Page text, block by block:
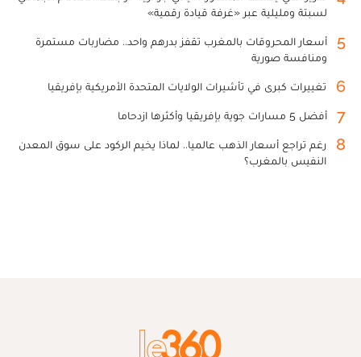
لسبتة ومليلية عبر «غرفة قيادة رقمية»
5
أسعار المحروقات بالمغرب تقفز بدرهم واحد.. مضاربات مستمرة
ومنافسة صورية
6 تغييرات كبرى في تأشيرات الولايات المتحدة الأمريكية بإفريقيا
7 أفضل 5 مسارات جوية بإفريقيا وأكثرها ازدحاما
8
رغم تراجع أسعار الذهب عالميا.. لماذا يخيم الركود على سوق المعدن
النفيس بالمغرب؟